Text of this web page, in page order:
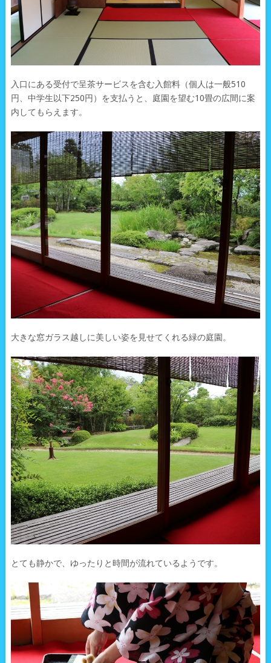
入口にある受付で呈茶サービスを含む入館料（個人は一般510
円、中学生以下250円）を支払うと、庭園を望む10畳の広間に案
内してもらえます。
大きな窓ガラス越しに美しい姿を見せてくれる緑の庭園。
とても静かで、ゆったりと時間が流れているようです。